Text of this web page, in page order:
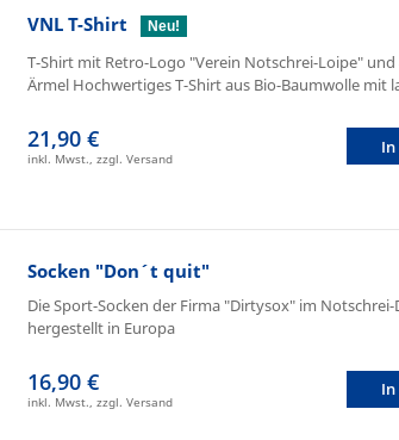
VNL T-Shirt Neu!
T-Shirt mit Retro-Logo "Verein Notschrei-Loipe"
Ärmel Hochwertiges T-Shirt aus Bio-Baumwolle mit
21,90 €
inkl. Mwst., zzgl. Versand
Socken "Don´t quit"
Die Sport-Socken der Firma "Dirtysox" im
hergestellt in Europa
16,90 €
inkl. Mwst., zzgl. Versand